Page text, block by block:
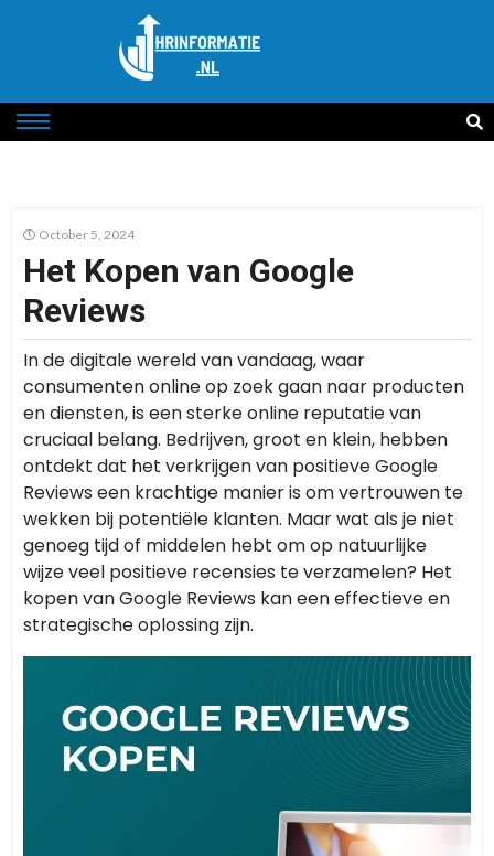
October 5, 2024
Het Kopen van Google
Reviews
In de digitale wereld van vandaag, waar
consumenten online op zoek gaan naar producten
en diensten, is een sterke online reputatie van
cruciaal belang. Bedrijven, groot en klein, hebben
ontdekt dat het verkrijgen van positieve Google
Reviews een krachtige manier is om vertrouwen te
wekken bij potentiële klanten. Maar wat als je niet
genoeg tijd of middelen hebt om op natuurlijke
wijze veel positieve recensies te verzamelen? Het
kopen van Google Reviews kan een effectieve en
strategische oplossing zijn.